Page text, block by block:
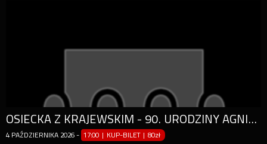
OSIECKA Z KRAJEWSKIM - 90. URODZINY AGNIESZKI
4 PAŹDZIERNIKA 2026 - 17:00 | KUP-BILET |80zł